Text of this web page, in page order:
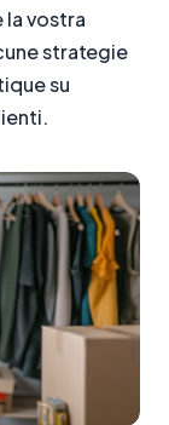
la vostra
strategie
su